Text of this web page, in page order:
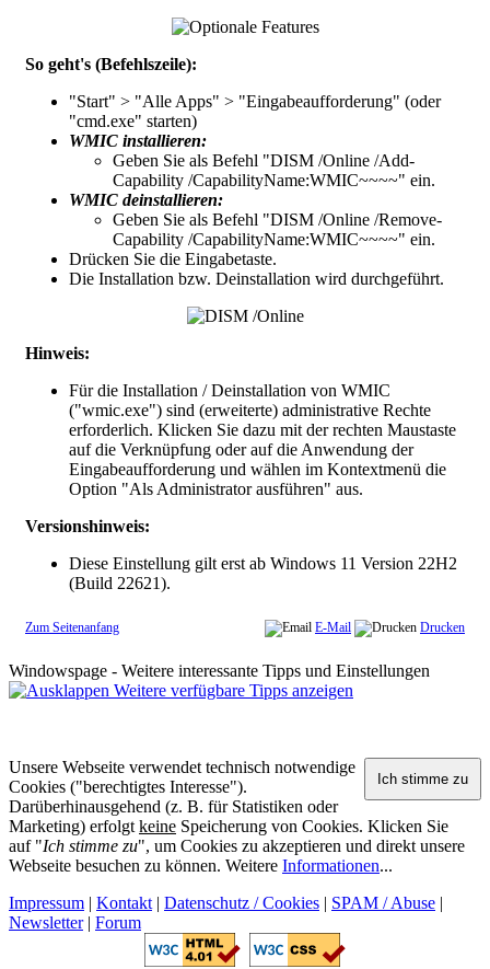
So geht's (Befehlszeile):
"Start" > "Alle Apps" > "Eingabeaufforderung" (oder
"cmd.exe" starten)
WMIC installieren:
Geben Sie als Befehl "DISM /Online /Add-
Capability /CapabilityName:WMIC~~~~" ein.
WMIC deinstallieren:
Geben Sie als Befehl "DISM /Online /Remove-
Capability /CapabilityName:WMIC~~~~" ein.
Drücken Sie die Eingabetaste.
Die Installation bzw. Deinstallation wird durchgeführt.
Hinweis:
Für die Installation / Deinstallation von WMIC
("wmic.exe") sind (erweiterte) administrative Rechte
erforderlich. Klicken Sie dazu mit der rechten Maustaste
auf die Verknüpfung oder auf die Anwendung der
Eingabeaufforderung und wählen im Kontextmenü die
Option "Als Administrator ausführen" aus.
Versionshinweis:
Diese Einstellung gilt erst ab Windows 11 Version 22H2
(Build 22621).
Zum Seitenanfang E-Mail Drucken
Windowspage - Weitere interessante Tipps und Einstellungen
Weitere verfügbare Tipps anzeigen
Unsere Webseite verwendet technisch notwendige
Cookies ("berechtigtes Interesse").
Darüberhinausgehend (z. B. für Statistiken oder
Marketing) erfolgt keine Speicherung von Cookies. Klicken Sie
auf "Ich stimme zu", um Cookies zu akzeptieren und direkt unsere
Webseite besuchen zu können. Weitere Informationen...
Impressum | Kontakt | Datenschutz / Cookies | SPAM / Abuse |
Newsletter| Forum